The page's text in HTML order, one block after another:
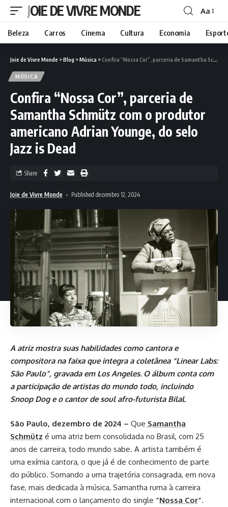
JOIE DE VIVRE MONDE Aa
Beleza Carros Cinema Cultura Economia
Joie de Vivre Monde >Blog >Música >Confira “Nossa Cor”, parceria de Samantha Schmütz com o produtor americano Adrian Younge, do selo Jazz is Dead
MÚSICA
Confira “Nossa Cor”, parceria de
Samantha Schmütz com o produtor
americano Adrian Younge, do selo
Jazz is Dead
Joie de Vivre Monde Published dezembro 12, 2024
Share
A atriz mostra suas habilidades como cantora e
compositora na faixa que integra a coletânea “Linear Labs:
São Paulo”, gravada em Los Angeles. O álbum conta com
a participação de artistas do mundo todo, incluindo
Snoop Dog e o cantor de soul afro-futurista Bilal.
São Paulo, dezembro de 2024 – Que Samantha
Schmütz é uma atriz bem consolidada no Brasil, com 25
anos de carreira, todo mundo sabe. A artista também é
uma exímia cantora, o que já é de conhecimento de parte
do público. Somando a uma trajetória consagrada, em nova
fase, mais dedicada à música, Samantha ruma à carreira
internacional com o lançamento do single “Nossa Cor”.